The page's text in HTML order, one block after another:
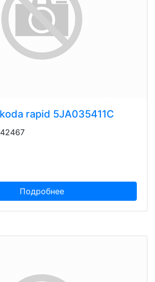
rapid 5JA035411C
Подробнее